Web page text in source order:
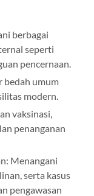
berbagai
seperti
pencernaan.
bedah umum
modern.
vaksinasi,
penanganan
Menangani
serta kasus
pengawasan